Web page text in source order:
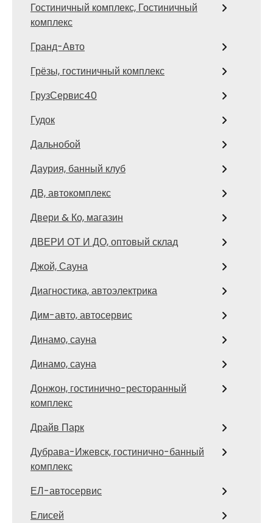
Гостиничный комплекс, Гостиничный
комплекс
Гранд-Авто
Грёзы, гостиничный комплекс
ГрузСервис40
Гудок
Дальнобой
Даурия, банный клуб
ДВ, автокомплекс
Двери & Ко, магазин
ДВЕРИ ОТ И ДО, оптовый склад
Джой, Сауна
Диагностика, автоэлектрика
Дим-авто, автосервис
Динамо, сауна
Динамо, сауна
Донжон, гостинично-ресторанный
комплекс
Драйв Парк
Дубрава-Ижевск, гостинично-банный
комплекс
ЕЛ-автосервис
Елисей